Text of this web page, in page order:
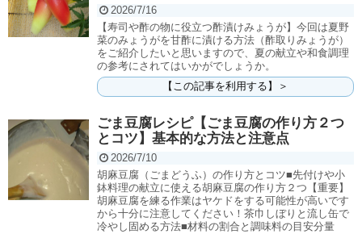
2026/7/16
【寿司や酢の物に役立つ酢漬けみょうが】今回は夏野
菜のみょうがを甘酢に漬ける方法（酢取りみょうが）
をご紹介したいと思いますので、夏の献立や和食調理
の参考にされてはいかがでしょうか。
【この記事を利用する】＞
ごま豆腐レシピ【ごま豆腐の作り方２つ
とコツ】基本的な方法と注意点
2026/7/10
胡麻豆腐（ごまどうふ）の作り方とコツ■先付けや小
鉢料理の献立に使える胡麻豆腐の作り方２つ【重要】
胡麻豆腐を練る作業はヤケドをする可能性が高いです
から十分に注意してください！茶巾しぼりと流し缶で
冷やし固める方法■材料の割合と調味料の目安分量